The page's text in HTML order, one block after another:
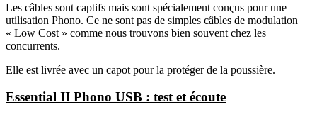
Les câbles sont captifs mais sont spécialement conçus pour une
utilisation Phono. Ce ne sont pas de simples câbles de modulation
« Low Cost » comme nous trouvons bien souvent chez les
concurrents.
Elle est livrée avec un capot pour la protéger de la poussière.
Essential II Phono USB : test et écoute